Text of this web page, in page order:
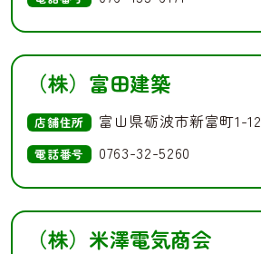
（株）富田建築
店舗住所 富山県砺波市新富町1-12
電話番号 0763-32-5260
（株）米澤電気商会